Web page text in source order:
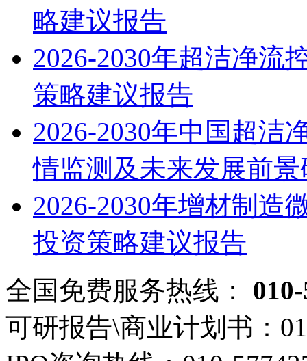
略建议报告
2026-2030年超洁净流
策略建议报告
2026-2030年中国超洁
情监测及未来发展前
2026-2030年增材制造
投资策略建议报告
全国免费服务热线：
可研报告\商业计划书：